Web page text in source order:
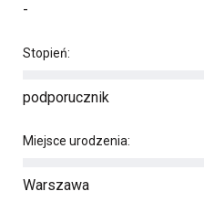
-
Stopień:
podporucznik
Miejsce urodzenia:
Warszawa